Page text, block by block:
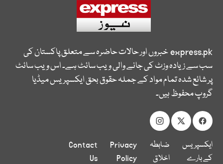
express.pkخبروں اور حالات حاضرہ سے متعلق پاکستان کی
سب سے زیادہ وزٹ کی جانے والی ویب سائٹ ہے۔ اس ویب سائٹ
پر شائع شدہ تمام مواد کے جملہ حقوق بحق ایکسپریس میڈیا
گروپ محفوظ ہیں۔
ایکسپریس
کے بارے
ضابطہ
اخلاق
Privacy
Policy
Contact
Us